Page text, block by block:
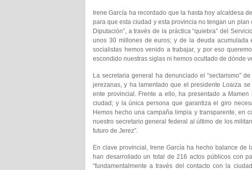
Irene García ha recordado que la hasta hoy alcaldesa
para que esta ciudad y esta provincia no tengan un
Diputación”, a través de la práctica “quiebra” del
unos 30 millones de euros; y de la deuda acumulada
socialistas hemos venido a trabajar, y por eso
escondido nuestras siglas ni hemos ocultado de dónde
La secretaria general ha denunciado el “sectarismo”
jerezanas, y ha lamentado que el presidente Loaiza
ente provincial. Frente a ello, ha presentado a
ciudad; y la única persona que garantiza el giro
Hemos hecho una campaña limpia y transparente, en
nuestro secretario general federal al último de los
futuro de Jerez”.
En clave provincial, Irene García ha hecho balance
han desarrollado un total de 216 actos públicos con
“fundamentalmente a través del contacto con la